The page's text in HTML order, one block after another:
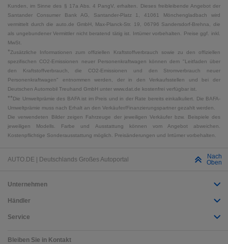
Kunden, im Sinne des § 17a Abs. 4 PangV, erhalten. Dieses freibleibende Angebot der
Santander Consumer Bank AG, Santander-Platz 1, 41061 Mönchengladbach wird
vermittelt durch die auto.de GmbH, Max-Planck-Str. 19, 06796 Sandersdorf-Brehna, die
als ungebundener Vermittler nicht beratend tätig ist. Irrtümer vorbehalten. Preise ggf. inkl.
MwSt.
*Zusätzliche Informationen zum offiziellen Kraftstoffverbrauch sowie zu den offiziellen
spezifischen CO2-Emissionen neuer Personenkraftwagen können dem "Leitfaden über
den Kraftstoffverbrauch, die CO2-Emissionen und den Stromverbrauch neuer
Personenkraftwagen" entnommen werden, der in den Verkaufsstellen und bei der
Deutschen Automobil Treuhand GmbH unter www.dat.de kostenfrei verfügbar ist.
**Die Umweltprämie des BAFA ist im Preis und in der Rate bereits einkalkuliert. Die BAFA-
Umweltprämie muss nach Erhalt an den Verkäufer/Finanzierungspartner gezahlt werden.
Die verwendeten Bilder zeigen Fahrzeuge der jeweiligen Verkäufer bzw. Beispiele des
jeweiligen Modells. Farbe und Ausstattung können vom Angebot abweichen.
Kostenpflichtige Sonderausstattung möglich. Preisänderungen und Irrtümer vorbehalten.
AUTO.DE | Deutschlands Großes Autoportal
Nach
Oben
Unternehmen
Händler
Service
Bleiben Sie in Kontakt